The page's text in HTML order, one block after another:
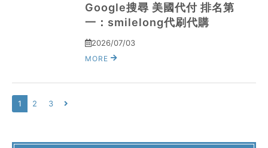
Google搜尋 美國代付 排名第
一：smilelong代刷代購
2026/07/03
MORE
1 2 3